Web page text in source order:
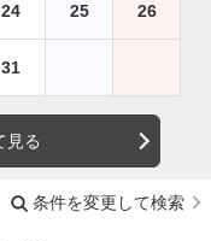
24 25 26
31
見る
条件を変更して検索